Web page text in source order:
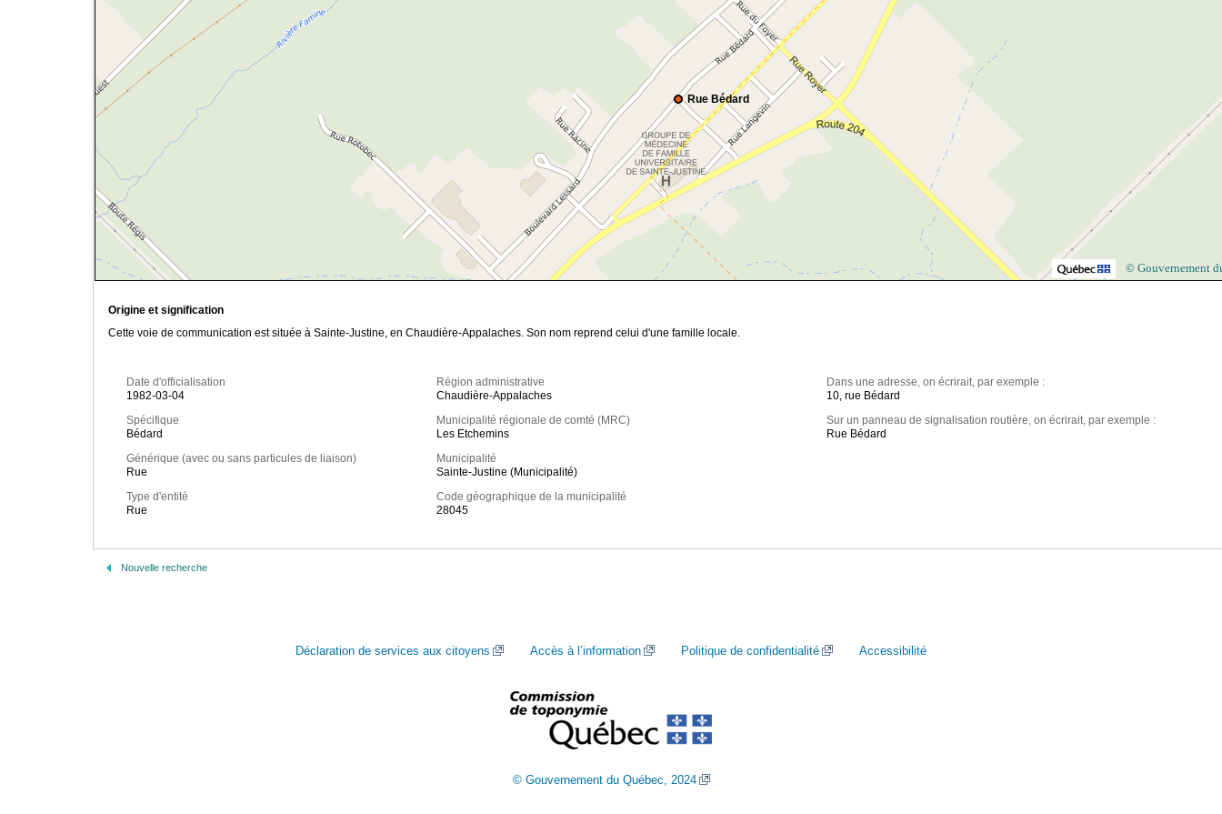
Rue Bédard
© Gouvernement
Origine et signification
Cette voie de communication est située à Sainte-Justine, en Chaudière-Appalaches. Son nom reprend celui d'une famille locale.
Date d'officialisation
1982-03-04
Spécifique
Bédard
Générique (avec ou sans particules de liaison)
Rue
Type d'entité
Rue
Région administrative
Chaudière-Appalaches
Municipalité régionale de comté (MRC)
Les Etchemins
Municipalité
Sainte-Justine (Municipalité)
Code géographique de la municipalité
28045
Dans une adresse, on écrirait, par exemple :
10, rue Bédard
Sur un panneau de signalisation routière, on écrirait, par exemple :
Rue Bédard
Nouvelle recherche
Déclaration de services aux citoyens Accès à l’information Politique de confidentialité Accessibilité
© Gouvernement du Québec, 2024